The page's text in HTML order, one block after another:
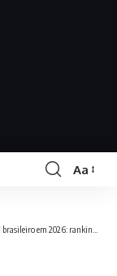
Aa
em 2026: ranking atualizado